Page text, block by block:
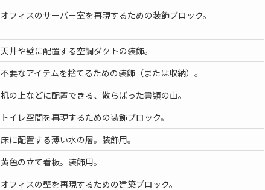
オフィスのサーバー室を再現するための装飾ブロック。
天井や壁に配置する空調ダクトの装飾。
不要なアイテムを捨てるための装飾（または収納）。
机の上などに配置できる、散らばった書類の山。
トイレ空間を再現するための装飾ブロック。
床に配置する薄い水の層。装飾用。
黄色の立て看板。装飾用。
オフィスの壁を再現するための建築ブロック。